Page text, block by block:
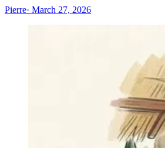
Pierre· March 27, 2026